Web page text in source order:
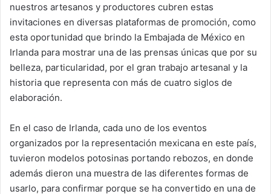
nuestros artesanos y productores cubren estas
invitaciones en diversas plataformas de promoción, como
esta oportunidad que brindo la Embajada de México en
Irlanda para mostrar una de las prensas únicas que por su
belleza, particularidad, por el gran trabajo artesanal y la
historia que representa con más de cuatro siglos de
elaboración.
En el caso de Irlanda, cada uno de los eventos
organizados por la representación mexicana en este país,
tuvieron modelos potosinas portando rebozos, en donde
además dieron una muestra de las diferentes formas de
usarlo, para confirmar porque se ha convertido en una de